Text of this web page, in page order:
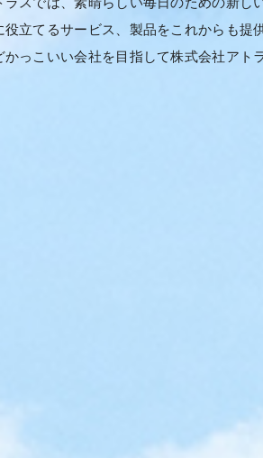
役立てるサービス、製品をこれからも提
かっこいい会社を目指して株式会社アト